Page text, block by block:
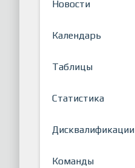
Новости
Календарь
Таблицы
Статистика
Дисквалификации
Команды